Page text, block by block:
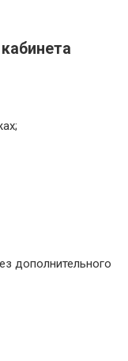
дополнительного